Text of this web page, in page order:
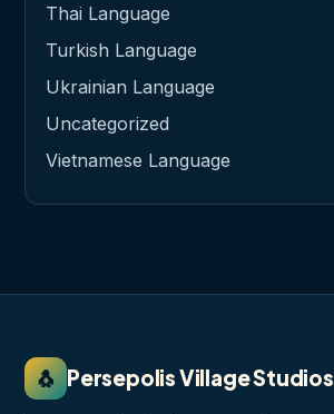
Thai Language
Turkish Language
Ukrainian Language
Uncategorized
Vietnamese Language
🐧 Persepolis Village Studios